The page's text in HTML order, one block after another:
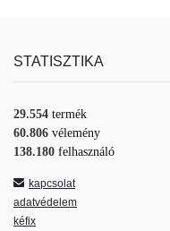
STATISZTIKA
29.554 termék
60.806 vélemény
138.180 felhasználó
kapcsolat
adatvédelem
kéfix